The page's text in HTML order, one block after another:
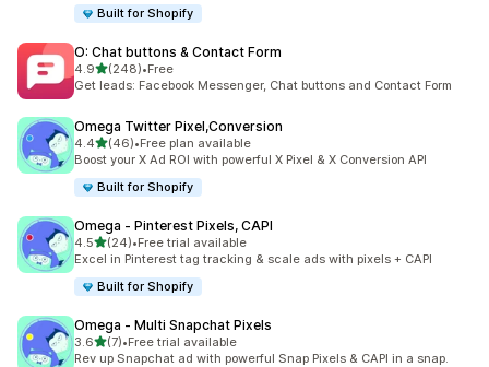
Built for Shopify
O: Chat buttons & Contact Form
4.9별 5개 중
(248)
총 리뷰 248개
•Free
Get leads: Facebook Messenger, Chat buttons and Contact Form
Omega Twitter Pixel,Conversion
4.4별 5개 중
(46)
총 리뷰 46개
•Free plan available
Boost your X Ad ROI with powerful X Pixel & X Conversion API
Built for Shopify
Omega ‑ Pinterest Pixels, CAPI
4.5별 5개 중
(24)
총 리뷰 24개
•Free trial available
Excel in Pinterest tag tracking & scale ads with pixels + CAPI
Built for Shopify
Omega ‑ Multi Snapchat Pixels
3.6별 5개 중
(7)
총 리뷰 7개
•Free trial available
Rev up Snapchat ad with powerful Snap Pixels & CAPI in a snap.